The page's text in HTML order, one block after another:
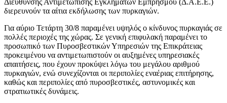
διερευνούν τα αίτια εκδήλωσης των πυρκαγιών.
Για αύριο Τετάρτη 30/8 παραμένει υψηλός ο κίνδυνος πυρκαγιάς σε
πολλές περιοχές της χώρας. Σε γενική επιφυλακή παραμένει το
προσωπικό των Πυροσβεστικών Υπηρεσιών της Επικράτειας
προκειμένου να αντιμετωπιστούν οι αυξημένες υπηρεσιακές
απαιτήσεις, που έχουν προκύψει λόγω του μεγάλου αριθμού
πυρκαγιών, ενώ συνεχίζονται οι περιπολίες εναέριας επιτήρησης,
καθώς και περιπολίες από πυροσβεστικές, αστυνομικές και
στρατιωτικές δυνάμεις.